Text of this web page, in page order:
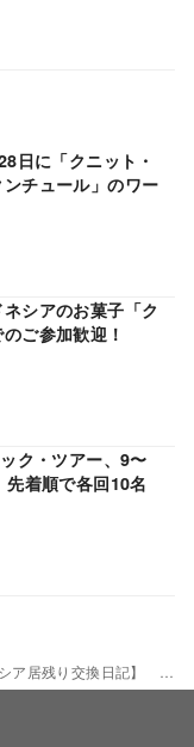
日に「クニット・
チュール」のワー
シアのお菓子「ク
ご参加歓迎！
ク・ツアー、9〜
着順で各回10名
川朋美（東ジャワ・クディリ） 2020年6月1日 こんな時だからこそ、家でおいしいものを